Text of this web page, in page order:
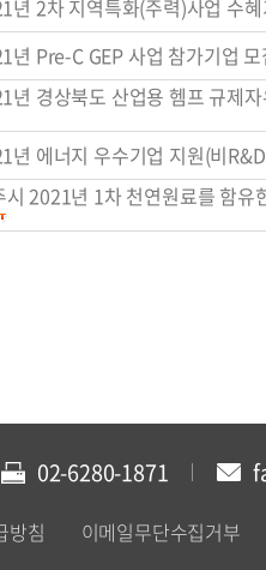
년 2차 지역특화(주력)사업 수
년 Pre-C GEP 사업 참가기업
년 경상북도 산업용 헴프 규제
년 에너지 우수기업 지원(비
시 2021년 1차 천연원료를 함
02-6280-1871
방침 이메일무단수집거부